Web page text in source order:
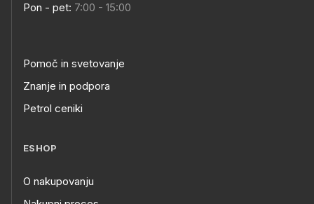
Pon - pet: 7:00 - 15:00
Pomoč in svetovanje
Znanje in podpora
Petrol ceniki
ESHOP
O nakupovanju